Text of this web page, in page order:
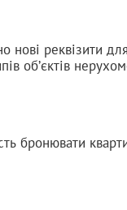
нові реквізити
об’єктів
бронювати